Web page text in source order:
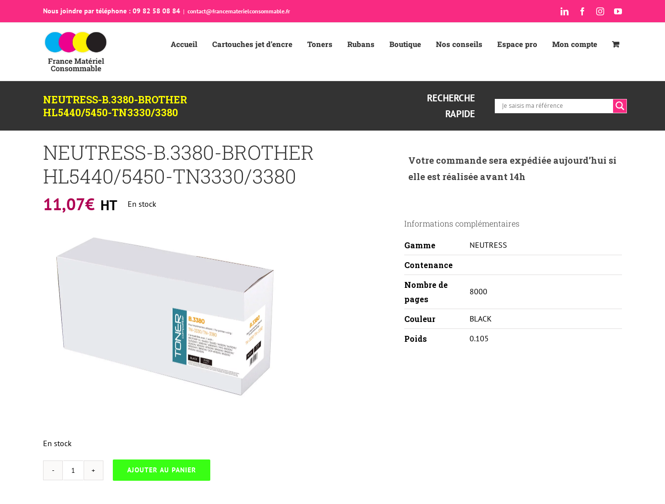
Nous joindre par téléphone : 09 82 58 08 84 | contact@francematerielconsommable.fr LinkedInFacebookInstagramYouTube
Accueil Cartouches jet d’encre Toners Rubans Boutique Nos conseils Espace pro Mon compte
NEUTRESS-B.3380-BROTHER
HL5440/5450-TN3330/3380
RECHERCHE
RAPIDE
NEUTRESS-B.3380-BROTHER
HL5440/5450-TN3330/3380
11,07€ HT En stock
En stock
quantité
AJOUTER AU PANIER
Votre commande sera expédiée aujourd’hui si
elle est réalisée avant 14h
Informations complémentaires
Gamme NEUTRESS
Contenance
Nombre de
pages
8000
Couleur BLACK
Poids 0.105